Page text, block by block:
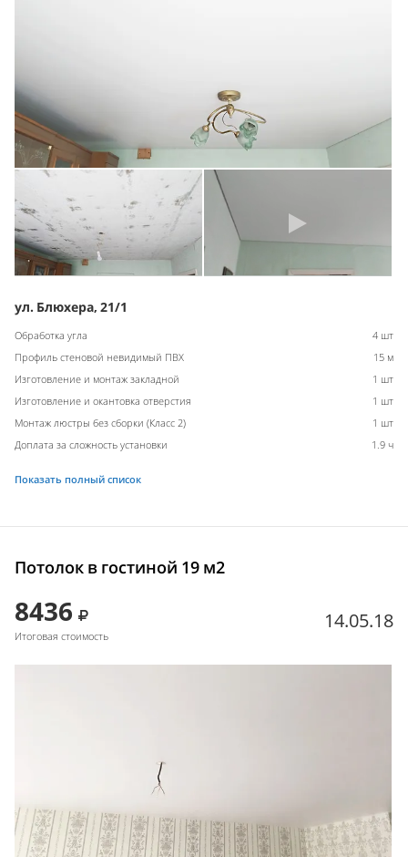
ул. Блюхера, 21/1
Обработка угла
4 шт
Профиль стеновой невидимый ПВХ
15 м
Изготовление и монтаж закладной
1 шт
Изготовление и окантовка отверстия
1 шт
Монтаж люстры без сборки (Класс 2)
1 шт
Доплата за сложность установки
1.9 ч
Показать полный список
Потолок в гостиной 19 м2
8436
Итоговая стоимость
14.05.18